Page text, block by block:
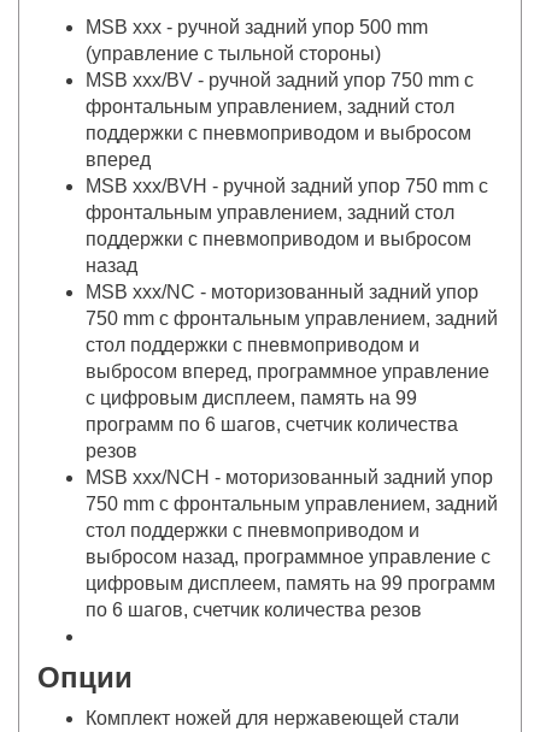
MSB xxx - ручной задний упор 500 mm
(управление с тыльной стороны)
MSB xxx/BV - ручной задний упор 750 mm с
фронтальным управлением, задний стол
поддержки с пневмоприводом и выбросом
вперед
MSB xxx/BVH - ручной задний упор 750 mm с
фронтальным управлением, задний стол
поддержки с пневмоприводом и выбросом
назад
MSB xxx/NC - моторизованный задний упор
750 mm с фронтальным управлением, задний
стол поддержки с пневмоприводом и
выбросом вперед, программное управление
с цифровым дисплеем, память на 99
программ по 6 шагов, счетчик количества
резов
MSB xxx/NCH - моторизованный задний упор
750 mm с фронтальным управлением, задний
стол поддержки с пневмоприводом и
выбросом назад, программное управление с
цифровым дисплеем, память на 99 программ
по 6 шагов, счетчик количества резов
Опции
Комплект ножей для нержавеющей стали